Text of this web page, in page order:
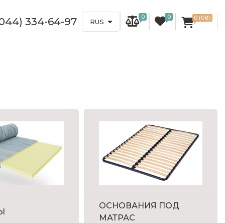
334-64-97 RUS
0 0 0 (0₴)
ОСНОВАНИЯ ПОД
МАТРАС